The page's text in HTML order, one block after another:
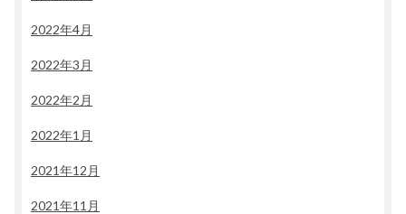
2022年4月
2022年3月
2022年2月
2022年1月
2021年12月
2021年11月